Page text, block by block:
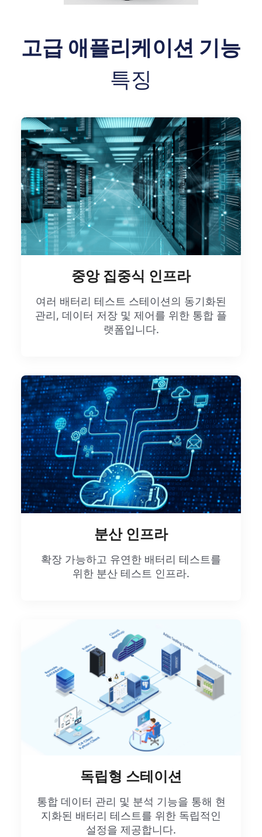
고급 애플리케이션 기능
특징
중앙 집중식 인프라
여러 배터리 테스트 스테이션의 동기화된
관리, 데이터 저장 및 제어를 위한 통합 플
랫폼입니다.
분산 인프라
확장 가능하고 유연한 배터리 테스트를
위한 분산 테스트 인프라.
독립형 스테이션
통합 데이터 관리 및 분석 기능을 통해 현
지화된 배터리 테스트를 위한 독립적인
설정을 제공합니다.